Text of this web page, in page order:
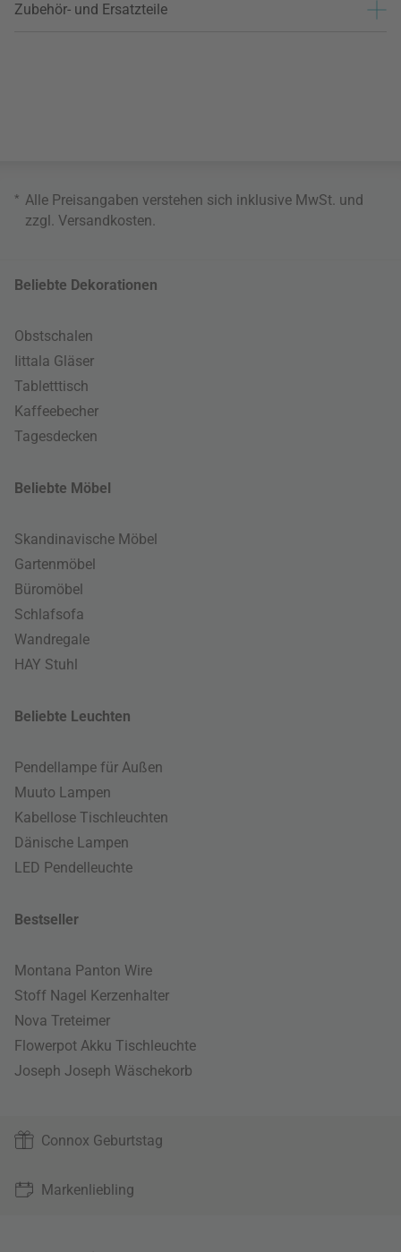
Zubehör- und Ersatzteile
* Alle Preisangaben verstehen sich inklusive MwSt. und
zzgl. Versandkosten
Beliebte Dekorationen
Obstschalen
Iittala Gläser
Tabletttisch
Kaffeebecher
Tagesdecken
Beliebte Möbel
Skandinavische Möbel
Gartenmöbel
Büromöbel
Schlafsofa
Wandregale
HAY Stuhl
Beliebte Leuchten
Pendellampe für Außen
Muuto Lampen
Kabellose Tischleuchten
Dänische Lampen
LED Pendelleuchte
Bestseller
Montana Panton Wire
Stoff Nagel Kerzenhalter
Nova Treteimer
Flowerpot Akku Tischleuchte
Joseph Joseph Wäschekorb
Connox Geburtstag
Markenliebling